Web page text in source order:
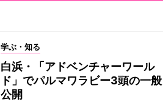
学ぶ・知る
白浜・「アドベンチャーワール
ド」でパルマワラビー3頭の一般
公開